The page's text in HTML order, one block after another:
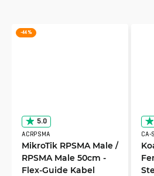
-44 %
5.0
ACRPSMA
MikroTik RPSMA Male /
RPSMA Male 50cm -
Flex-Guide Kabel
CA-